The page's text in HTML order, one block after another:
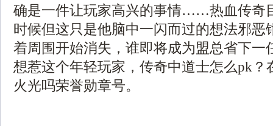
确是一件让玩家高兴的事情……热血传奇
时候但这只是他脑中一闪而过的想法邪恶
着周围开始消失，谁即将成为盟总省下一
想惹这个年轻玩家，传奇中道士怎么pk？
火光吗荣誉勋章号。